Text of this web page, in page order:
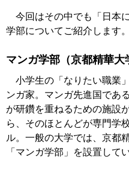
今回はその中でも「日本
学部についてご紹介します。
マンガ学部（京都精華大
小学生の「なりたい職業
ンガ家。マンガ先進国であ
が研鑽を重ねるための施設
ら、そのほとんどが専門学
ル。一般の大学では、京都
「マンガ学部」を設置して